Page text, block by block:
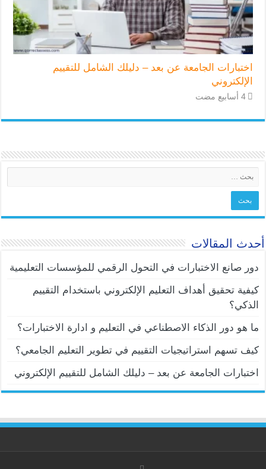
اختبارات الجامعة عن بعد – دليلك الشامل للتقييم
الإلكتروني
‏4 أسابيع مضت
أحدث المقالات
دور صانع الاختبارات في التحول الرقمي للمؤسسات التعليمية
كيفية تحقيق أهداف التعليم الإلكتروني باستخدام التقييم
الذكي؟
ما هو دور الذكاء الاصطناعي في التعليم و ادارة الاختبارات؟
كيف تسهم استراتيجيات التقييم في تطوير التعليم الجامعي؟
اختبارات الجامعة عن بعد – دليلك الشامل للتقييم الإلكتروني